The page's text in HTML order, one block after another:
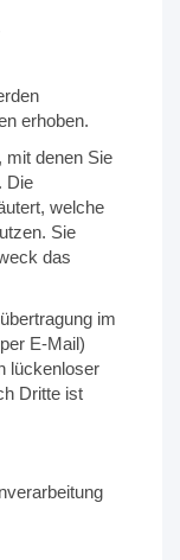
erhoben.
mit denen Sie
Die
welche
Sie
das
im
E-Mail)
lückenloser
Dritte ist